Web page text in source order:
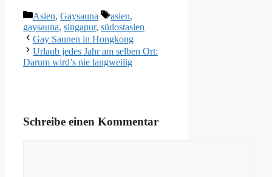
Kategorien
Asien, Gaysauna Schlagwörter
asien,
gaysauna, singapur, südostasien
Gay Saunen in Hongkong
Urlaub jedes Jahr am selben Ort:
Darum wird’s nie langweilig
Schreibe einen Kommentar